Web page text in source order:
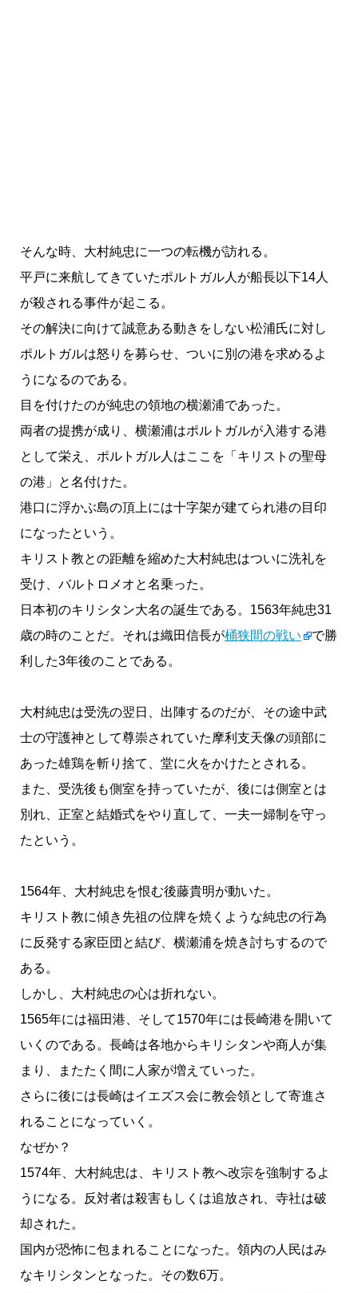
そんな時、大村純忠に一つの転機が訪れる。
平戸に来航してきていたポルトガル人が船長以下14人
が殺される事件が起こる。
その解決に向けて誠意ある動きをしない松浦氏に対し
ポルトガルは怒りを募らせ、ついに別の港を求めるよ
うになるのである。
目を付けたのが純忠の領地の横瀬浦であった。
両者の提携が成り、横瀬浦はポルトガルが入港する港
として栄え、ポルトガル人はここを「キリストの聖母
の港」と名付けた。
港口に浮かぶ島の頂上には十字架が建てられ港の目印
になったという。
キリスト教との距離を縮めた大村純忠はついに洗礼を
受け、バルトロメオと名乗った。
日本初のキリシタン大名の誕生である。1563年純忠31
歳の時のことだ。それは織田信長が桶狭間の戦い
で勝
利した3年後のことである。
大村純忠は受洗の翌日、出陣するのだが、その途中武
士の守護神として尊崇されていた摩利支天像の頭部に
あった雄鶏を斬り捨て、堂に火をかけたとされる。
また、受洗後も側室を持っていたが、後には側室とは
別れ、正室と結婚式をやり直して、一夫一婦制を守っ
たという。
1564年、大村純忠を恨む後藤貴明が動いた。
キリスト教に傾き先祖の位牌を焼くような純忠の行為
に反発する家臣団と結び、横瀬浦を焼き討ちするので
ある。
しかし、大村純忠の心は折れない。
1565年には福田港、そして1570年には長崎港を開いて
いくのである。長崎は各地からキリシタンや商人が集
まり、またたく間に人家が増えていった。
さらに後には長崎はイエズス会に教会領として寄進さ
れることになっていく。
なぜか？
1574年、大村純忠は、キリスト教へ改宗を強制するよ
うになる。反対者は殺害もしくは追放され、寺社は破
却された。
国内が恐怖に包まれることになった。領内の人民はみ
なキリシタンとなった。その数6万。